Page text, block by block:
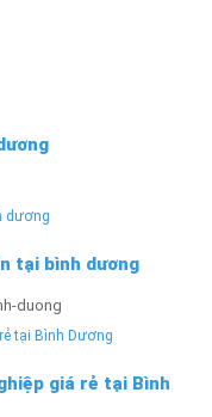
tại bình dương
duong
giá rẻ tại Bình